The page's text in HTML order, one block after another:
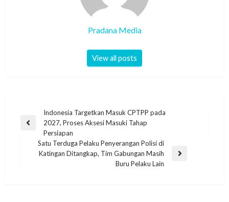
Pradana Media
View all posts
Indonesia Targetkan Masuk CPTPP pada
2027, Proses Aksesi Masuki Tahap
Persiapan
Satu Terduga Pelaku Penyerangan Polisi di
Katingan Ditangkap, Tim Gabungan Masih
Buru Pelaku Lain